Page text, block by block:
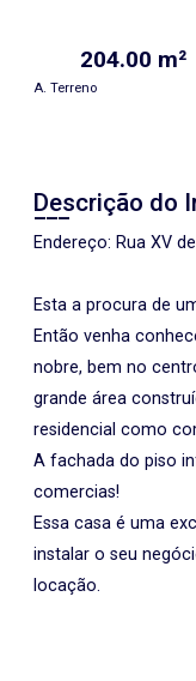
204.00 m²
A. Terreno
Descrição do
Endereço: Rua XV
Esta a procura de
Então venha
nobre, bem no
grande área
residencial como
A fachada do piso
comercias!
Essa casa é uma
instalar o seu
locação.